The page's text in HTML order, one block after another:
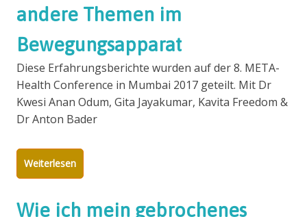
andere Themen im
Bewegungsapparat
Diese Erfahrungsberichte wurden auf der 8. META-
Health Conference in Mumbai 2017 geteilt. Mit Dr
Kwesi Anan Odum, Gita Jayakumar, Kavita Freedom &
Dr Anton Bader
Weiterlesen
Wie ich mein gebrochenes